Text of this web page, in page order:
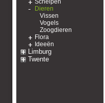
Schelpen
Dieren
Vissen
Vogels
Zoogdieren
Flora
Ideeën
Limburg
Twente